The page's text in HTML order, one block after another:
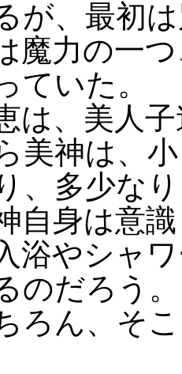
が、最初
魔力の一
ていた。
、美人子
美神は、
、多少な
自身は意
浴やシャ
のだろう。
ろん、そ